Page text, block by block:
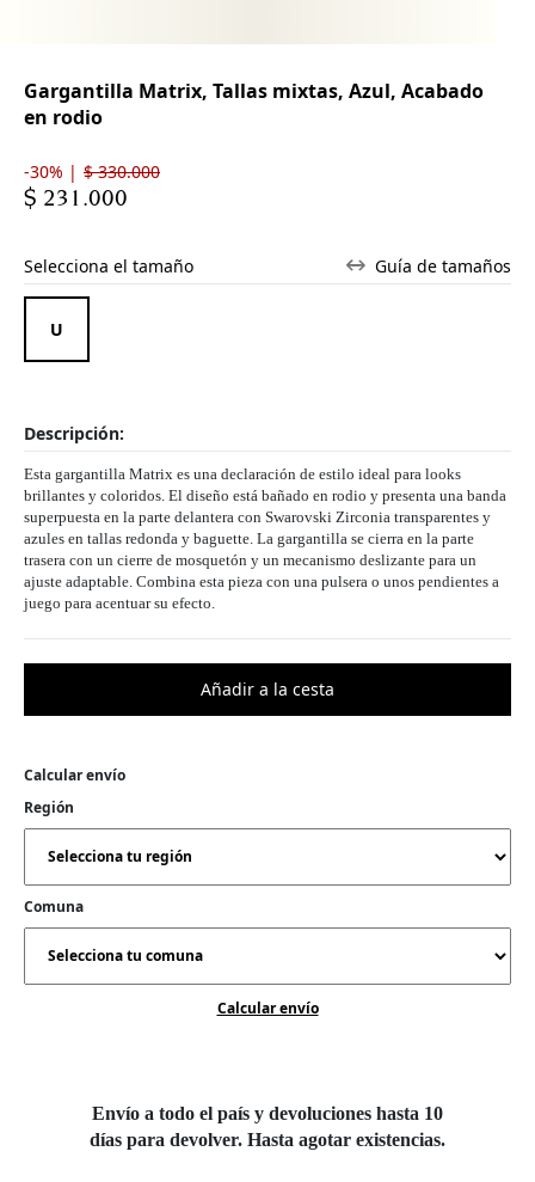
Gargantilla Matrix, Tallas mixtas, Azul, Acabado
en rodio
-30% | $ 330.000
$ 231.000
Selecciona el tamaño Guía de tamaños
Descripción:
Esta gargantilla Matrix es una declaración de estilo ideal para looks
brillantes y coloridos. El diseño está bañado en rodio y presenta una banda
superpuesta en la parte delantera con Swarovski Zirconia transparentes y
azules en tallas redonda y baguette. La gargantilla se cierra en la parte
trasera con un cierre de mosquetón y un mecanismo deslizante para un
ajuste adaptable. Combina esta pieza con una pulsera o unos pendientes a
juego para acentuar su efecto.
Calcular envío
Región
Comuna
Calcular envío
Envío a todo el país y devoluciones hasta 10
días para devolver. Hasta agotar existencias.